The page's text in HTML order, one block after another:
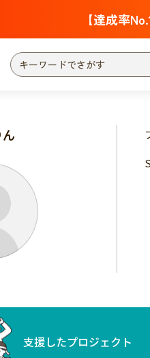
【達成率
注目 支援金額が多
国際協力
災害
北海道・東北
関東
新潟
国
国
支援したプロジェクト